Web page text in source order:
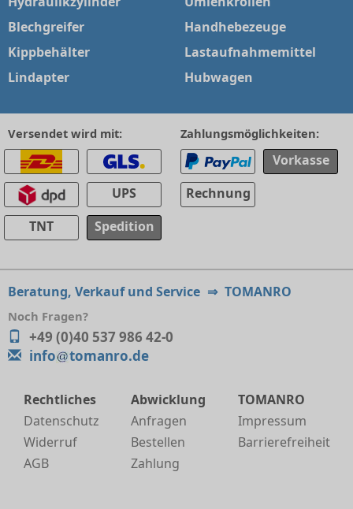
Blechgreifer
Kippbehälter
Lindapter
Handhebezeuge
Lastaufnahmemittel
Hubwagen
Versendet wird mit:
UPS
TNT
Spedition
Zahlungsmöglichkeiten:
Vorkasse
Rechnung
Beratung, Verkauf und Service ⇒ TOMANRO
Noch Fragen?
+49 (0)40 537 986 42-0
info
tomanro.de
Rechtliches
Datenschutz
Widerruf
AGB
Abwicklung
Anfragen
Bestellen
Zahlung
TOMANRO
Impressum
Barrierefreiheit